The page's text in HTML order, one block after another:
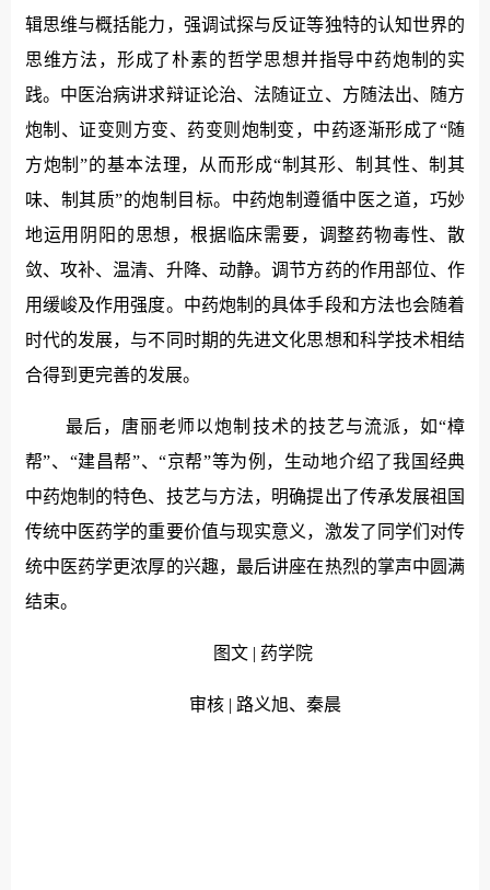
辑思维与概括能力，强调试探与反证等独特的认知世界的
思维方法，形成了朴素的哲学思想并指导中药炮制的实
践。中医治病讲求辩证论治、法随证立、方随法出、随方
炮制、证变则方变、药变则炮制变，中药逐渐形成了“随
方炮制”的基本法理，从而形成“制其形、制其性、制其
味、制其质”的炮制目标。中药炮制遵循中医之道，巧妙
地运用阴阳的思想，根据临床需要，调整药物毒性、散
敛、攻补、温清、升降、动静。调节方药的作用部位、作
用缓峻及作用强度。中药炮制的具体手段和方法也会随着
时代的发展，与不同时期的先进文化思想和科学技术相结
合得到更完善的发展。
最后，唐丽老师以炮制技术的技艺与流派，如“樟
帮”、“建昌帮”、“京帮”等为例，生动地介绍了我国经典
中药炮制的特色、技艺与方法，明确提出了传承发展祖国
传统中医药学的重要价值与现实意义，激发了同学们对传
统中医药学更浓厚的兴趣，最后讲座在热烈的掌声中圆满
结束。
图文 | 药学院
审核 | 路义旭、秦晨